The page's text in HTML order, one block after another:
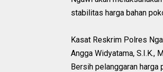
stabilitas harga bahan
Kasat Reskrim Polres
Angga Widyatama, S.I.K.,
Bersih pelanggaran harga